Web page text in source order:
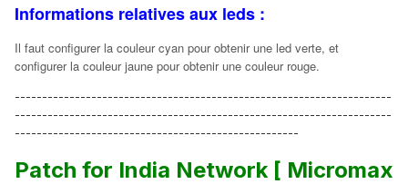
Informations relatives aux leds :
Il faut configurer la couleur cyan pour obtenir une led verte, et
configurer la couleur jaune pour obtenir une couleur rouge.
---------------------------------------------------------------------
---------------------------------------------------------------------
----------------------------------------------------
Patch for India Network [ Micromax